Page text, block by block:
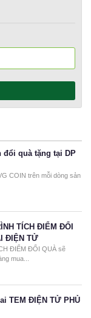
đổi quà tặng tại DP
COIN trên mỗi dòng sản
TÍCH ĐIỂM ĐỔI
ĐIỆN TỬ
ĐIỂM ĐỔI QUÀ sẽ
mua...
TEM ĐIỆN TỬ PHỦ